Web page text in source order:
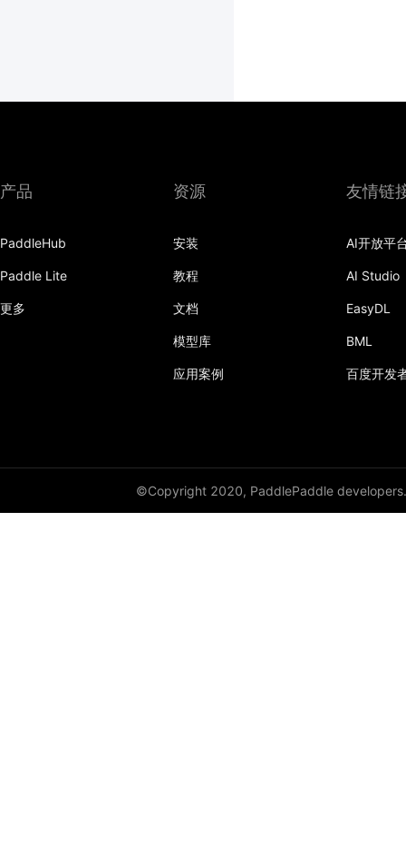
产品
PaddleHub
Paddle Lite
更多
资源
安装
教程
文档
模型库
应用案例
友情链
AI开放平
AI Studio
EasyDL
BML
百度开发
©Copyright 2020, PaddlePaddle developers.